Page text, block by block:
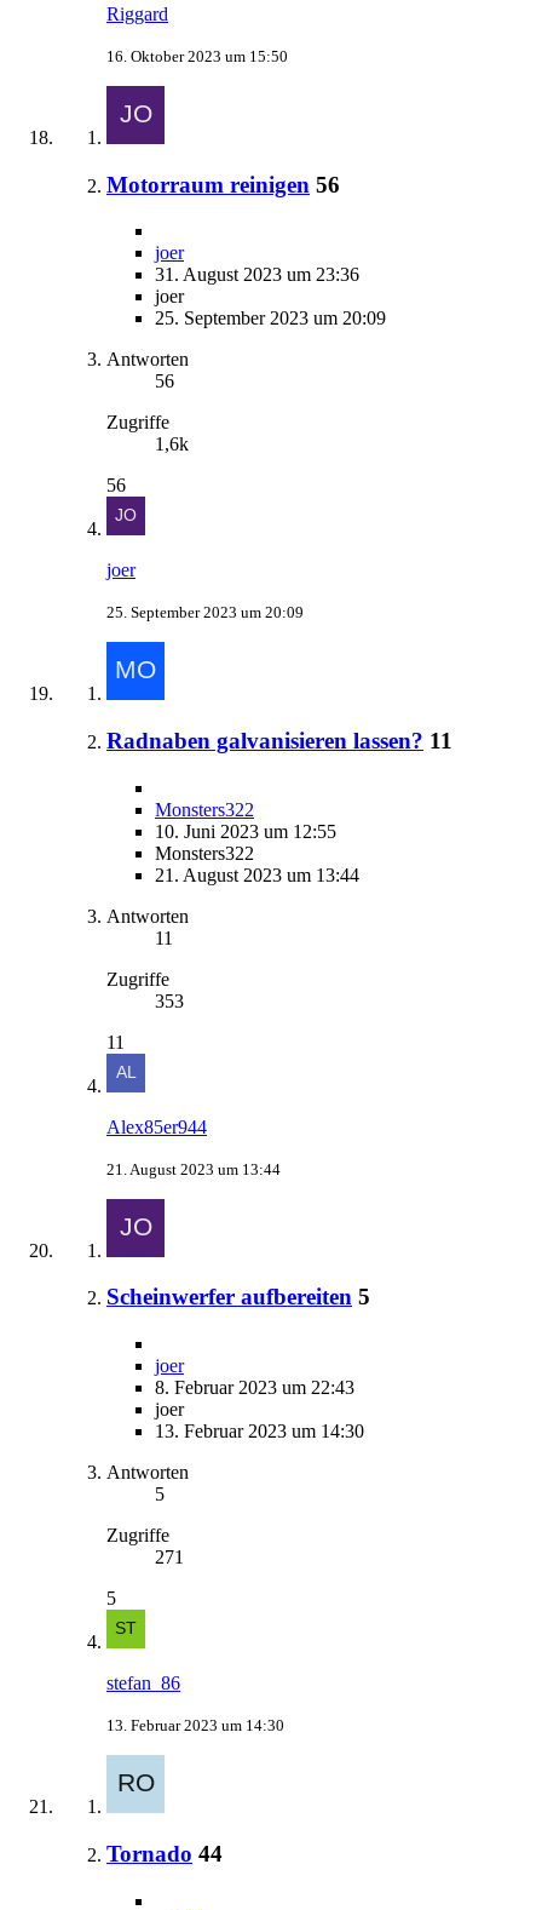
Riggard
16. Oktober 2023 um 15:50
Motorraum reinigen 56
joer
31. August 2023 um 23:36
joer
25. September 2023 um 20:09
Antworten
56
Zugriffe
1,6k
56
joer
25. September 2023 um 20:09
Radnaben galvanisieren lassen? 11
Monsters322
10. Juni 2023 um 12:55
Monsters322
21. August 2023 um 13:44
Antworten
11
Zugriffe
353
11
Alex85er944
21. August 2023 um 13:44
Scheinwerfer aufbereiten 5
joer
8. Februar 2023 um 22:43
joer
13. Februar 2023 um 14:30
Antworten
5
Zugriffe
271
5
stefan_86
13. Februar 2023 um 14:30
Tornado 44